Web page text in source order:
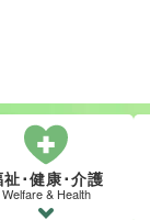
祉･健康･介護
Welfare & Health